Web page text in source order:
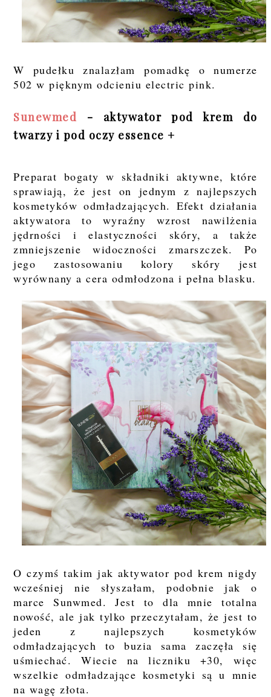
W pudełku znalazłam pomadkę o numerze
502 w pięknym odcieniu electric pink.
Sunewmed - aktywator pod krem do
twarzy i pod oczy essence +
Preparat bogaty w składniki aktywne, które
sprawiają, że jest on jednym z najlepszych
kosmetyków odmładzających. Efekt działania
aktywatora to wyraźny wzrost nawilżenia
jędrności i elastyczności skóry, a także
zmniejszenie widoczności zmarszczek. Po
jego zastosowaniu kolory skóry jest
wyrównany a cera odmłodzona i pełna blasku.
O czymś takim jak aktywator pod krem nigdy
wcześniej nie słyszałam, podobnie jak o
marce Sunwmed. Jest to dla mnie totalna
nowość, ale jak tylko przeczytałam, że jest to
jeden z najlepszych kosmetyków
odmładzających to buzia sama zaczęła się
uśmiechać. Wiecie na liczniku +30, więc
wszelkie odmładzające kosmetyki są u mnie
na wagę złota.